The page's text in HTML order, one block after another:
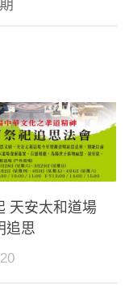
天安太和道場
追思